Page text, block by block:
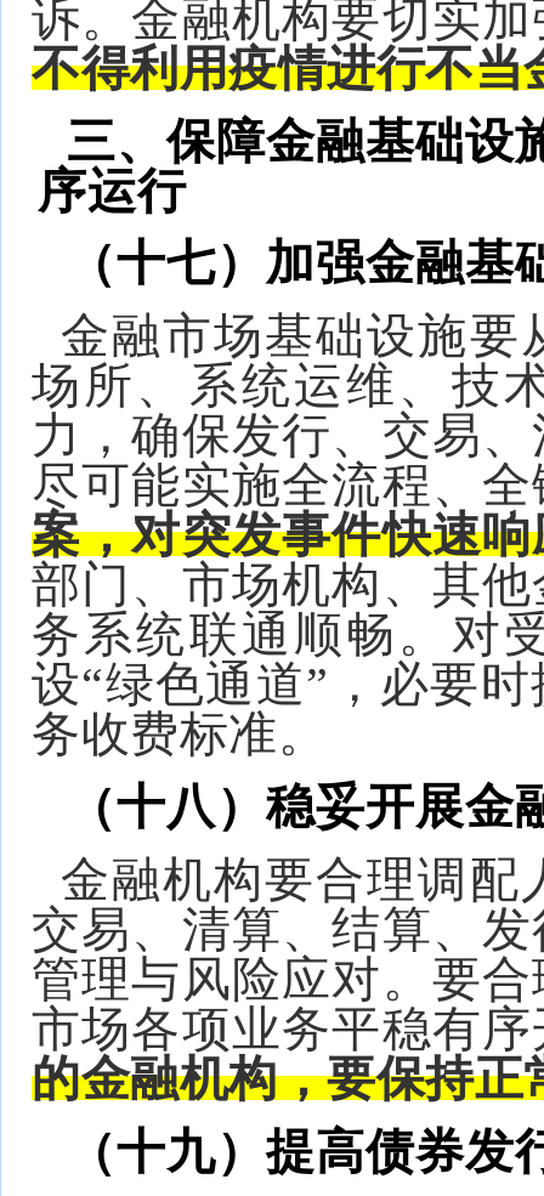
诉。金融机构要切实
不得利用疫情进行不当
三、保障金融基础设
序运行
（十七）加强金融
金融市场基础设施要
场所、系统运维、技
力，确保发行、交易
尽可能实施全流程、
案，对突发事件快速
部门、市场机构、其
务系统联通顺畅。对
设“绿色通道”，必要
务收费标准。
（十八）稳妥开展
金融机构要合理调配
交易、清算、结算、
管理与风险应对。要
市场各项业务平稳有
的金融机构，要保持
（十九）提高债券